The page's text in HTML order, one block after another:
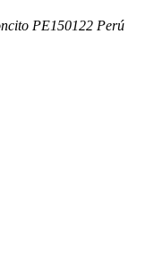
PE150122 Perú